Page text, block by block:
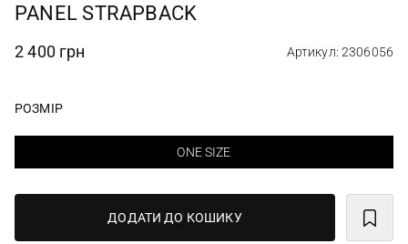
PANEL STRAPBACK
2 400 грн Артикул: 2306056
РОЗМІР
ONE SIZE
ДОДАТИ ДО КОШИКУ